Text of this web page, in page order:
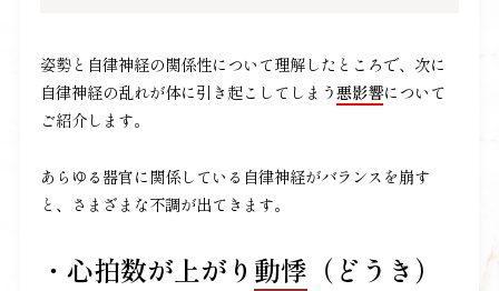
姿勢と自律神経の関係性について理解したところで、次に
自律神経の乱れが体に引き起こしてしまう悪影響について
ご紹介します。
あらゆる器官に関係している自律神経がバランスを崩す
と、さまざまな不調が出てきます。
・心拍数が上がり 動悸 （どうき）